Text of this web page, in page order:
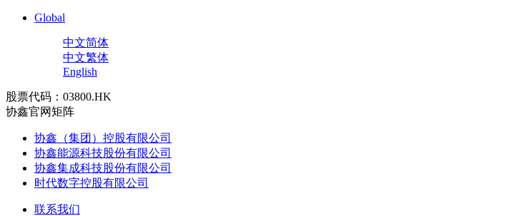
Global
中文简体
中文繁体
English
股票代码：03800.HK
协鑫官网矩阵
协鑫（集团）控股有限公司
协鑫能源科技股份有限公司
协鑫集成科技股份有限公司
时代数字控股有限公司
联系我们